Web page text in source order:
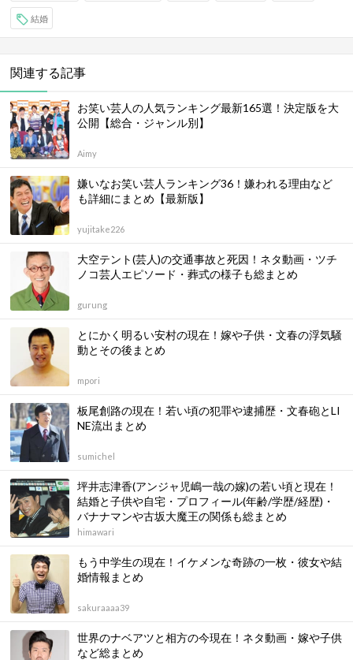
結婚
関連する記事
お笑い芸人の人気ランキング最新165選！決定版を大
公開【総合・ジャンル別】
Aimy
嫌いなお笑い芸人ランキング36！嫌われる理由など
も詳細にまとめ【最新版】
yujitake226
大空テント(芸人)の交通事故と死因！ネタ動画・ツチ
ノコ芸人エピソード・葬式の様子も総まとめ
gurung
とにかく明るい安村の現在！嫁や子供・文春の浮気騒
動とその後まとめ
mpori
板尾創路の現在！若い頃の犯罪や逮捕歴・文春砲とLI
NE流出まとめ
sumichel
坪井志津香(アンジャ児嶋一哉の嫁)の若い頃と現在！
結婚と子供や自宅・プロフィール(年齢/学歴/経歴)・
バナナマンや古坂大魔王の関係も総まとめ
himawari
もう中学生の現在！イケメンな奇跡の一枚・彼女や結
婚情報まとめ
sakuraaaa39
世界のナベアツと相方の今現在！ネタ動画・嫁や子供
など総まとめ